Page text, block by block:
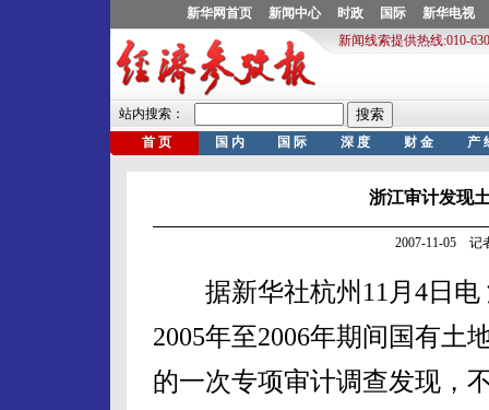
浙江审计发现
2007-11-05 记
据新华社杭州11月4日电
2005年至2006年期间国有土
的一次专项审计调查发现，